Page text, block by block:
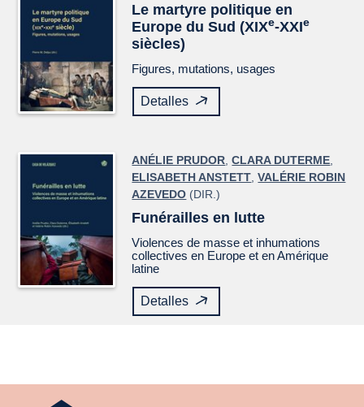
Le martyre politique en
Europe du Sud (XIXe-XXIe
siècles)
Figures, mutations, usages
Detalles
ANÉLIE PRUDOR ,CLARA DUTERME
ELISABETH ANSTETT ,VALÉRIE ROBIN
AZEVEDO (DIR.)
Funérailles en lutte
Violences de masse et inhumations
collectives en Europe et en Amérique
latine
Detalles